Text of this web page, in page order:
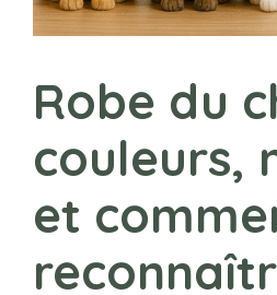
Robe du
couleurs,
et